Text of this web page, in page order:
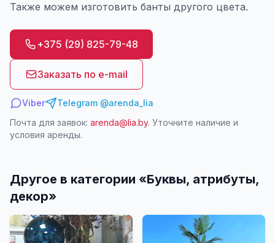
Также можем изготовить банты другого цвета.
+375 (29) 825-79-48
Заказать по e-mail
Viber
Telegram @arenda_lia
Почта для заявок: arenda@lia.by. Уточните наличие и
условия аренды.
Другое в категории «Буквы, атрибуты,
декор»